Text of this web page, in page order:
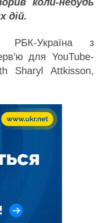
дій.
Україна з
для YouTube-
Sharyl Attkisson,